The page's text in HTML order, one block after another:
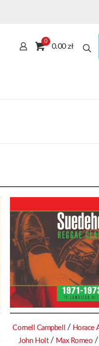
0
0.00 zł
Cornell Campbell / Horace
John Holt / Max Romeo /